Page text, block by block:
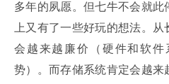
多年的夙愿。但七牛不会就
上又有了一些好玩的想法。
会越来越廉价（硬件和软
势）。而存储系统肯定会越来